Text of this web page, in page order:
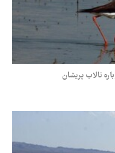
تالاب پریشان